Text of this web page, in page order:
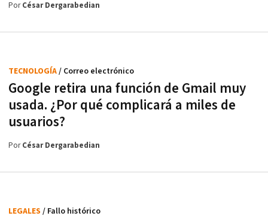
PorCésar Dergarabedian
Google retira una función de Gmail muy
usada. ¿Por qué complicará a miles de
usuarios?
TECNOLOGÍA/ Correo electrónico
PorCésar Dergarabedian
LEGALES / Fallo histórico